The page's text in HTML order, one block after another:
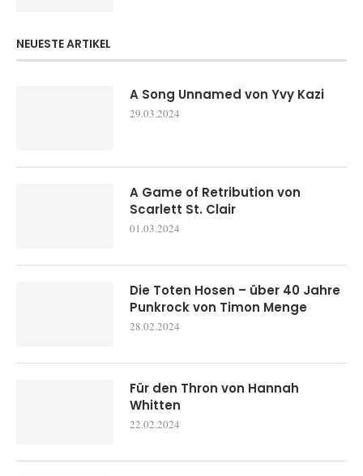
NEUESTE ARTIKEL
A Song Unnamed von Yvy Kazi
29.03.2024
A Game of Retribution von
Scarlett St. Clair
01.03.2024
Die Toten Hosen – über 40 Jahre
Punkrock von Timon Menge
28.02.2024
Für den Thron von Hannah
Whitten
22.02.2024